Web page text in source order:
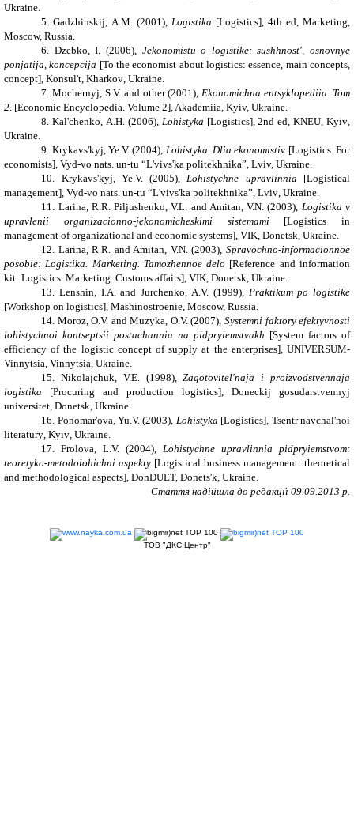
Ukraine.
5.
Gadzhinskij A.M. (2001), Logistika [Logistics], 4th ed, Marketing,
Moscow, Russia.
6.
Dzebko, I. (2006), Jekonomistu o logistike: sushhnost', osnovnye
ponjatija, koncepcija [To the economist about logistics: essence, main concepts,
concept], Konsul't, Kharkov Ukraine
7. Mochernyj S.V. and other (2001), Ekonomichna entsyklopediia. Tom
2 . [Economic Encyclopedia. Volume 2], Akademiia, Kyiv, Ukraine.
8. Kal'chenko, A.H. (2006), Lohistyka [Logistics], 2nded ,KNEU Kyiv
Ukraine
9. Krykavs'kyj, Ye.V. (2004), Lohistyka Dlia ekonomistiv [Logistics.For
economists], Vyd-vo nats. un-tu “L'vivs'ka politekhnika”, Lviv, Ukraine
10.
Krykavs'kyj, Ye.V. (2005), Lohistychne upravlinnia [Logistical
management], Vyd-vo nats un-tu “L'vivs'ka politekhnika”, Lviv Ukraine
11.
Larina R.R.Piljushenko, V.L. and Amitan, V.N. (2003), Logistika v
upravlenii organizacionno-jekonomicheskimi sistemami[Logistics in
management of organizational and economic systems], VIK, Donetsk, Ukraine
12. Larina ,R.R. and Amitan, V.N. (2003),Spravochno-informacionnoe
posobie: Logistika. Marketing. Tamozhennoe delo [Reference and information
kit: Logistics. Marketing. Customs affairs], VIK, Donetsk, Ukraine
13.
Lenshin I.A.and Jurchenko A.V.(1999), Praktikum po logistike
[Workshop on logistics] , Mashinostroenie , Moscow, Russia.
14. Moroz, O.V. andMuzyka, O.V. (2007) Systemni faktory efektyvnosti
lohistychnoi kontseptsii postachannia na pidpryiemstvakh [System factors of
efficiency of the logistic concept of supply at the enterprises], UNIVERSUM-
Vinnytsia, Vinnytsia, Ukraine
15.
Nikolajchuk, V.E. (1998),Zagotovitel'naja i proizvodstvennaja
logistika [Procuring and production logistics], Doneckij gosudarstvennyj
universitet Donetsk Ukraine
16. Ponomar'ova, Yu.V. (2003), Lohistyka [Logistics], Tsentr navchal'noi
literatury Kyiv Ukraine
17.
Frolova, L.V. (2004), Lohistychne upravlinnia pidpryiemstvom:
teoretyko-metodolohichni aspekty [Logistical business management: theoretical
and methodological aspects] , DonDUET, Donets'k, Ukraine.
Стаття надійшла до редакції 09.09.2013 р.
ТОВ "ДКС Центр"